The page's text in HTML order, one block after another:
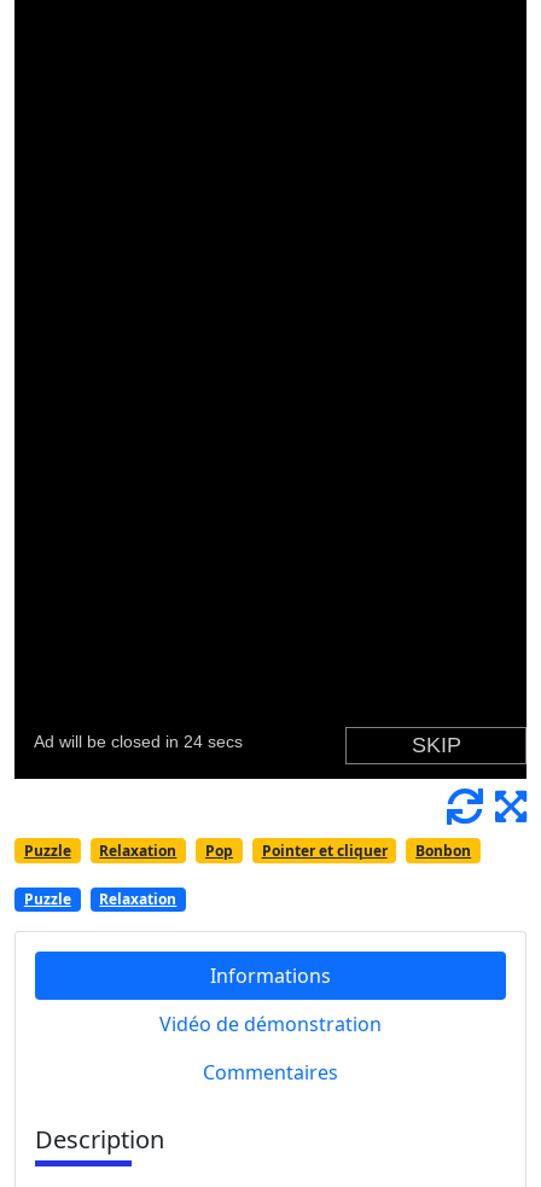
Puzzle Relaxation Pop Pointer et cliquer Bonbon
Puzzle Relaxation
Informations
Vidéo de démonstration
Commentaires
Description